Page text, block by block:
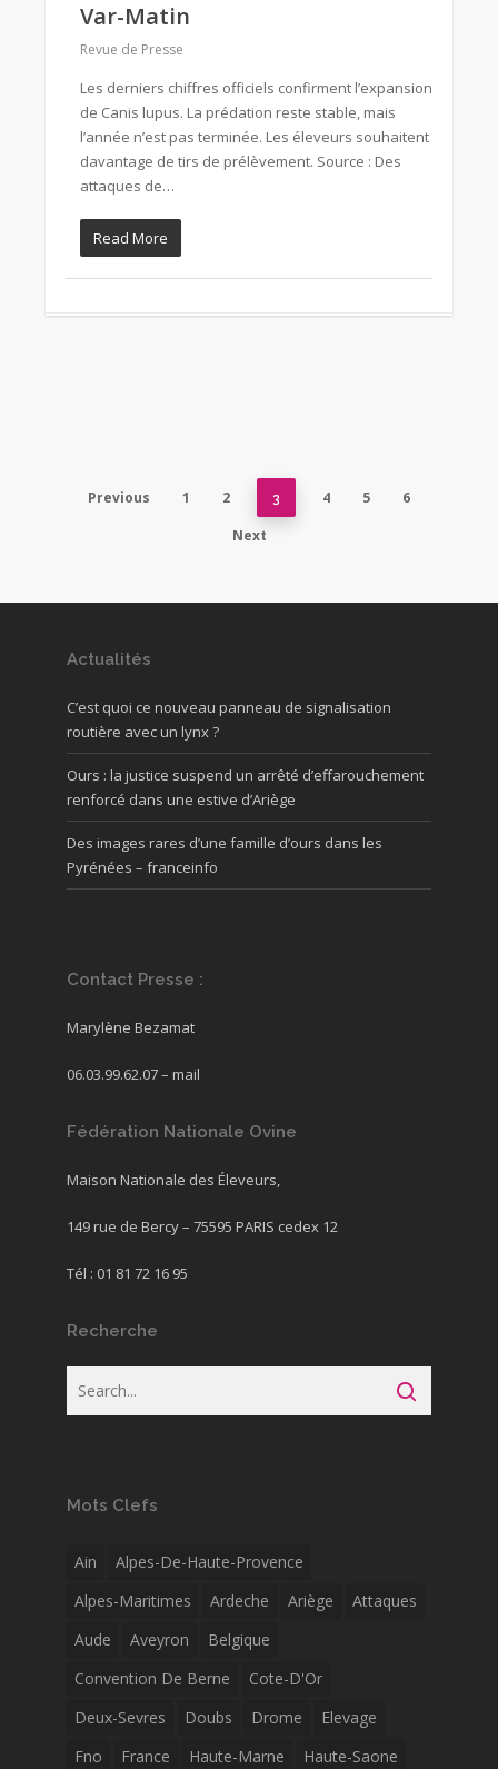
Var-Matin
Revue de Presse
Les derniers chiffres officiels confirment l’expansion
de Canis lupus. La prédation reste stable, mais
l’année n’est pas terminée. Les éleveurs souhaitent
davantage de tirs de prélèvement. Source : Des
attaques de…
Read More
Previous 1 2 3 4 5
6
Next
Actualités
C’est quoi ce nouveau panneau de signalisation
routière avec un lynx ?
Ours : la justice suspend un arrêté d’effarouchement
renforcé dans une estive d’Ariège
Des images rares d’une famille d’ours dans les
Pyrénées – franceinfo
Contact Presse :
Marylène Bezamat
06.03.99.62.07 – mail
Fédération Nationale Ovine
Maison Nationale des Éleveurs,
149 rue de Bercy – 75595 PARIS cedex 12
Tél : 01 81 72 16 95
Recherche
Mots Clefs
Ain
Alpes-De-Haute-Provence
Alpes-Maritimes
Ardeche Ariège
Attaques
Aude
Aveyron
Belgique
Convention De Berne
Cote-D'Or
Deux-Sevres
Doubs Drome
Elevage
Fno
France Haute-Marne Haute-Saone